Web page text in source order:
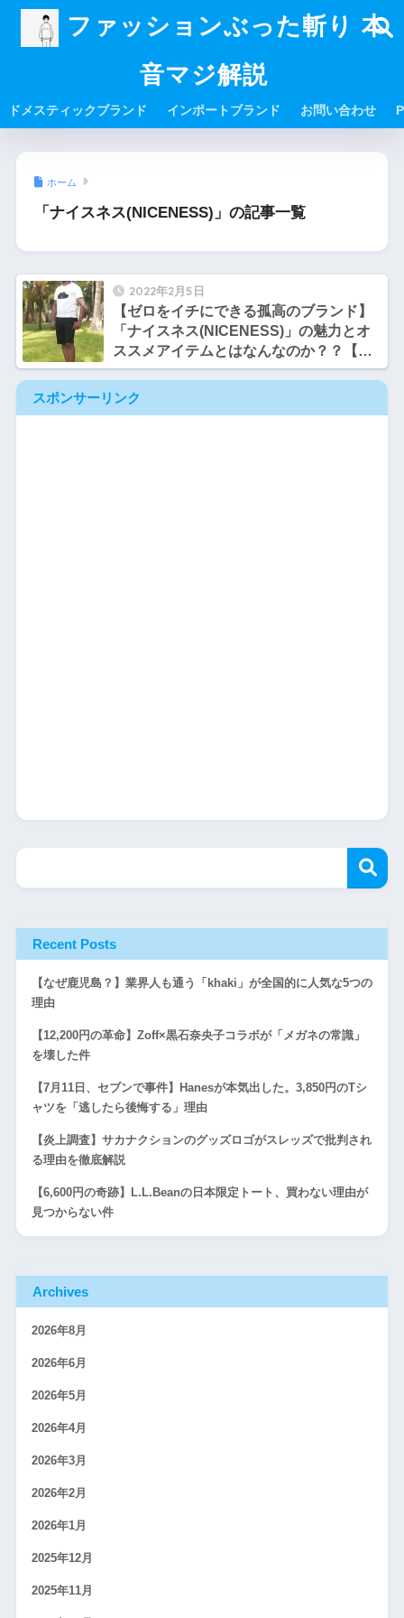
ファッションぶった斬り 本
音マジ解説
ドメスティックブランド インポートブランド お問い合わせ
ホーム
「ナイスネス(NICENESS)」の記事一覧
2022年2月5日
【ゼロをイチにできる孤高のブランド】
「ナイスネス(NICENESS)」の魅力とオ
ススメアイテムとはなんなのか？？【サ
トシとヒロシのファッション談義】
スポンサーリンク
Recent Posts
【なぜ鹿児島？】業界人も通う「khaki」が全国的に人気な5つの
理由
【12,200円の革命】Zoff×黒石奈央子コラボが「メガネの常識」
を壊した件
【7月11日、セブンで事件】Hanesが本気出した。3,850円のTシ
ャツを「逃したら後悔する」理由
【炎上調査】サカナクションのグッズロゴがスレッズで批判され
る理由を徹底解説
【6,600円の奇跡】L.L.Beanの日本限定トート、買わない理由が
見つからない件
Archives
2026年8月
2026年6月
2026年5月
2026年4月
2026年3月
2026年2月
2026年1月
2025年12月
2025年11月